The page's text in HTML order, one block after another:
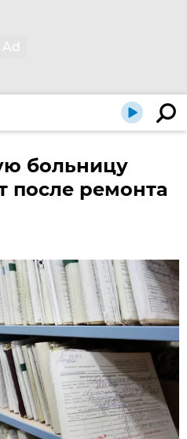
больницу
после ремонта